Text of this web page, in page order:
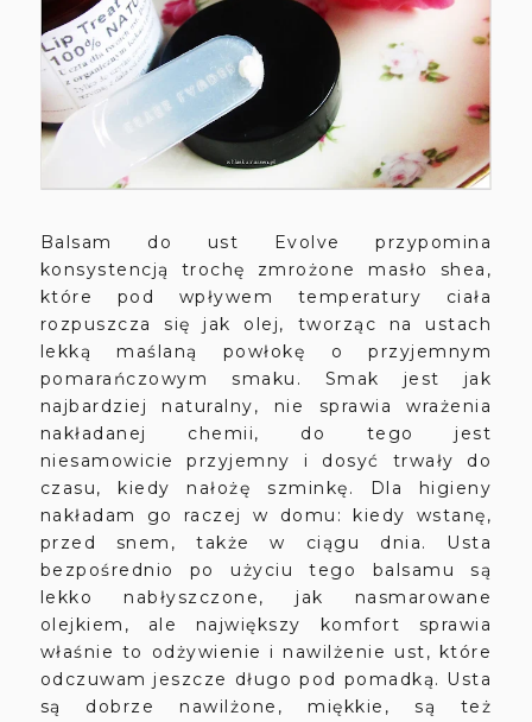
Balsam do ust Evolve przypomina
konsystencją trochę zmrożone masło shea,
które pod wpływem temperatury ciała
rozpuszcza się jak olej, tworząc na ustach
lekką maślaną powłokę o przyjemnym
pomarańczowym smaku. Smak jest jak
najbardziej naturalny, nie sprawia wrażenia
nakładanej chemii, do tego jest
niesamowicie przyjemny i dosyć trwały do
czasu, kiedy nałożę szminkę. Dla higieny
nakładam go raczej w domu: kiedy wstanę,
przed snem, także w ciągu dnia. Usta
bezpośrednio po użyciu tego balsamu są
lekko nabłyszczone, jak nasmarowane
olejkiem, ale największy komfort sprawia
właśnie to odżywienie i nawilżenie ust, które
odczuwam jeszcze długo pod pomadką. Usta
są dobrze nawilżone, miękkie, są też